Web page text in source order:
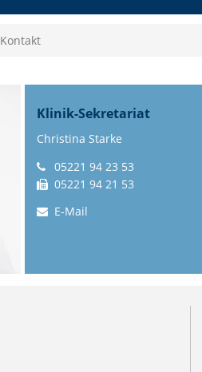
Kontakt
Klinik-Sekretariat
Christina Starke
05221 94 23 53
05221 94 21 53
E-Mail